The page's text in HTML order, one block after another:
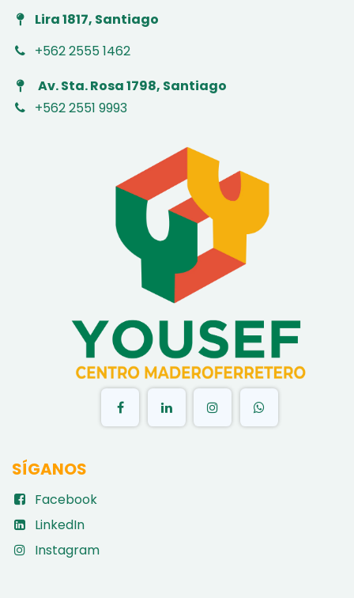
Lira 1817, Santiago
+562 2555 1462
Av. Sta. Rosa 1798, Santiago
+562 2551 9993
SÍGANOS
Facebook
LinkedIn
Instagram